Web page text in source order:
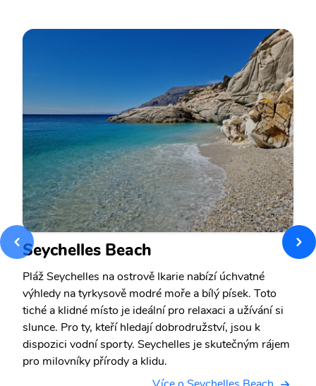
Seychelles Beach
Pláž Seychelles na ostrově Ikarie nabízí úchvatné
výhledy na tyrkysově modré moře a bílý písek. Toto
tiché a klidné místo je ideální pro relaxaci a užívání si
slunce. Pro ty, kteří hledají dobrodružství, jsou k
dispozici vodní sporty. Seychelles je skutečným rájem
pro milovníky přírody a klidu.